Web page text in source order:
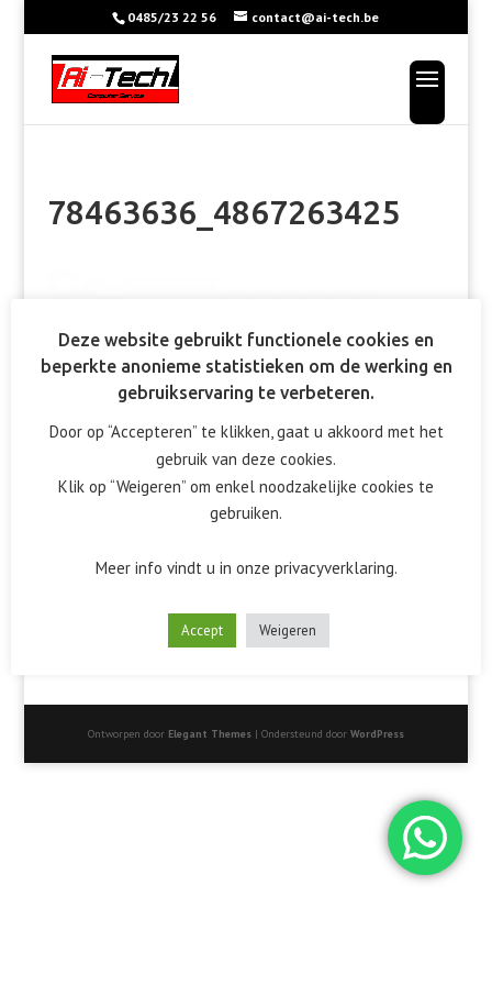
0485/23 22 56 contact@ai-tech.be
78463636_4867263425
Ontworpen door Elegant Themes| Ondersteund door WordPress
Deze website gebruikt functionele cookies en
beperkte anonieme statistieken om de werking en
gebruikservaring te verbeteren.
Door op “Accepteren” te klikken, gaat u akkoord met het
gebruik van deze cookies.
Klik op “Weigeren” om enkel noodzakelijke cookies te
gebruiken.
Meer info vindt u in onze privacyverklaring.
Accept Weigeren